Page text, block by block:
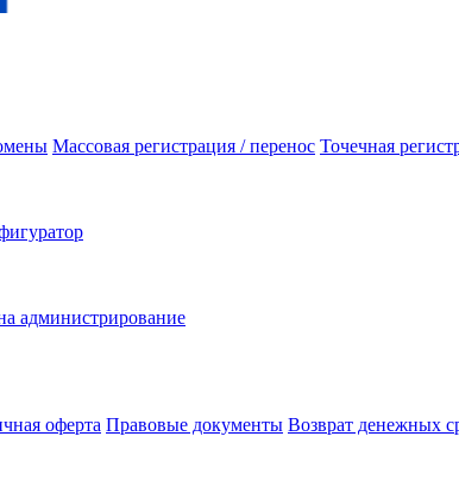
Массовая регистрация / перенос Точечная
администрирование
оферта Правовые документы Возврат денежных